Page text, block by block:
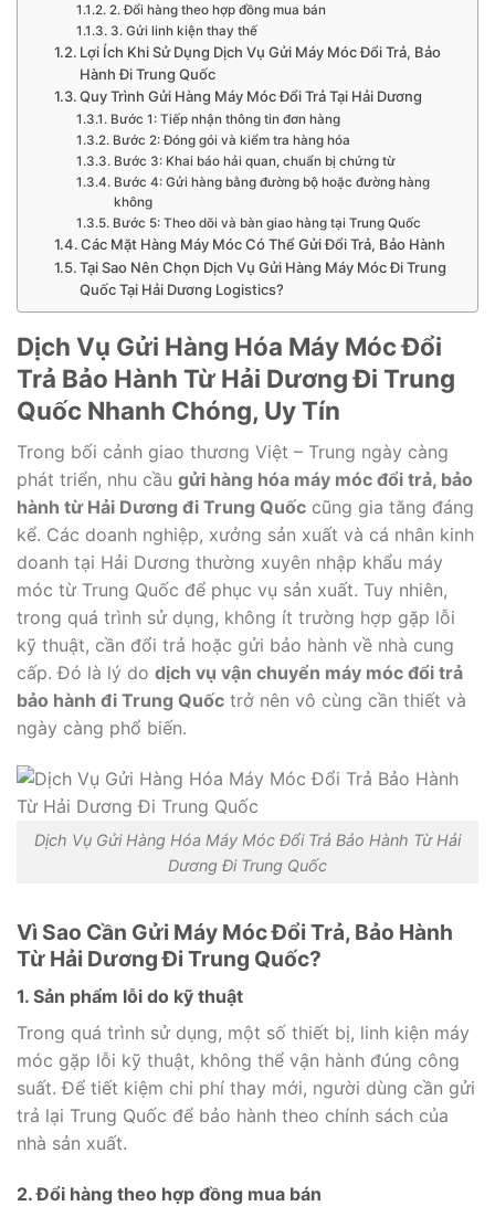
2. Đổi hàng theo hợp đồng mua bán
3. Gửi linh kiện thay thế
Lợi Ích Khi Sử Dụng Dịch Vụ Gửi Máy Móc Đổi Trả, Bảo
Hành Đi Trung Quốc
Quy Trình Gửi Hàng Máy Móc Đổi Trả Tại Hải Dương
Bước 1: Tiếp nhận thông tin đơn hàng
Bước 2: Đóng gói và kiểm tra hàng hóa
Bước 3: Khai báo hải quan, chuẩn bị chứng từ
Bước 4: Gửi hàng bằng đường bộ hoặc đường hàng
không
Bước 5: Theo dõi và bàn giao hàng tại Trung Quốc
Các Mặt Hàng Máy Móc Có Thể Gửi Đổi Trả, Bảo Hành
Tại Sao Nên Chọn Dịch Vụ Gửi Hàng Máy Móc Đi Trung
Quốc Tại Hải Dương Logistics?
Dịch Vụ Gửi Hàng Hóa Máy Móc Đổi
Trả Bảo Hành Từ Hải Dương Đi Trung
Quốc Nhanh Chóng, Uy Tín
Trong bối cảnh giao thương Việt – Trung ngày càng
phát triển, nhu cầu gửi hàng hóa máy móc đổi trả, bảo
hành từ Hải Dương đi Trung Quốc cũng gia tăng đáng
kể. Các doanh nghiệp, xưởng sản xuất và cá nhân kinh
doanh tại Hải Dương thường xuyên nhập khẩu máy
móc từ Trung Quốc để phục vụ sản xuất. Tuy nhiên,
trong quá trình sử dụng, không ít trường hợp gặp lỗi
kỹ thuật, cần đổi trả hoặc gửi bảo hành về nhà cung
cấp. Đó là lý do dịch vụ vận chuyển máy móc đổi trả
bảo hành đi Trung Quốc trở nên vô cùng cần thiết và
ngày càng phổ biến.
Dịch Vụ Gửi Hàng Hóa Máy Móc Đổi Trả Bảo Hành Từ Hải
Dương Đi Trung Quốc
Vì Sao Cần Gửi Máy Móc Đổi Trả, Bảo Hành
Từ Hải Dương Đi Trung Quốc?
1. Sản phẩm lỗi do kỹ thuật
Trong quá trình sử dụng, một số thiết bị, linh kiện máy
móc gặp lỗi kỹ thuật, không thể vận hành đúng công
suất. Để tiết kiệm chi phí thay mới, người dùng cần gửi
trả lại Trung Quốc để bảo hành theo chính sách của
nhà sản xuất.
2. Đổi hàng theo hợp đồng mua bán